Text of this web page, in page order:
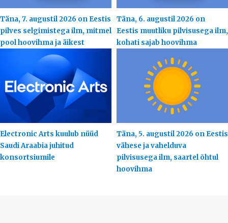
Täna, 7. augustil 2026 on Eestis
pilves selgimistega ilm, mitmel
pool hoovihma ja äikest
Täna, 6. augustil 2026 on
Eestis muutliku pilvisusega ilm,
kohati sajab hoovihma
Electronic Arts kuulub nüüd
Saudi Araabia juhitud
konsortsiumile
Täna, 5. augustil 2026 on Eestis
vähese ja vahelduva
pilvisusega ilm, saartel õhtul
hoovihma